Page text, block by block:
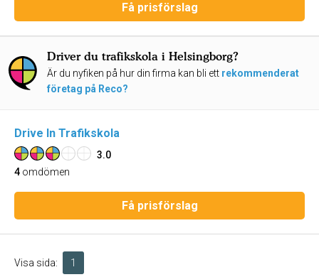
Få prisförslag
Driver du trafikskola i Helsingborg?
Är du nyfiken på hur din firma kan bli ett rekommenderat
företag på Reco?
Drive In Trafikskola
3.0
4 omdömen
Få prisförslag
Visa sida: 1